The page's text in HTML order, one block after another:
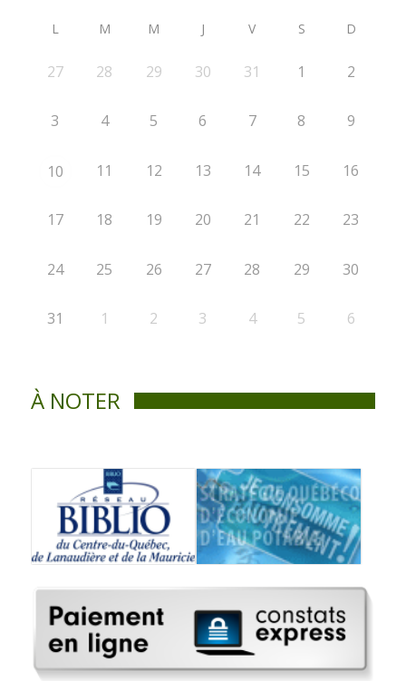
L M M J V S D
27 28 29 30 31 1 2
3 4 5 6 7 8 9
10 11 12 13 14 15 16
17 18 19 20 21 22 23
24 25 26 27 28 29 30
31 1 2 3 4 5 6
À NOTER